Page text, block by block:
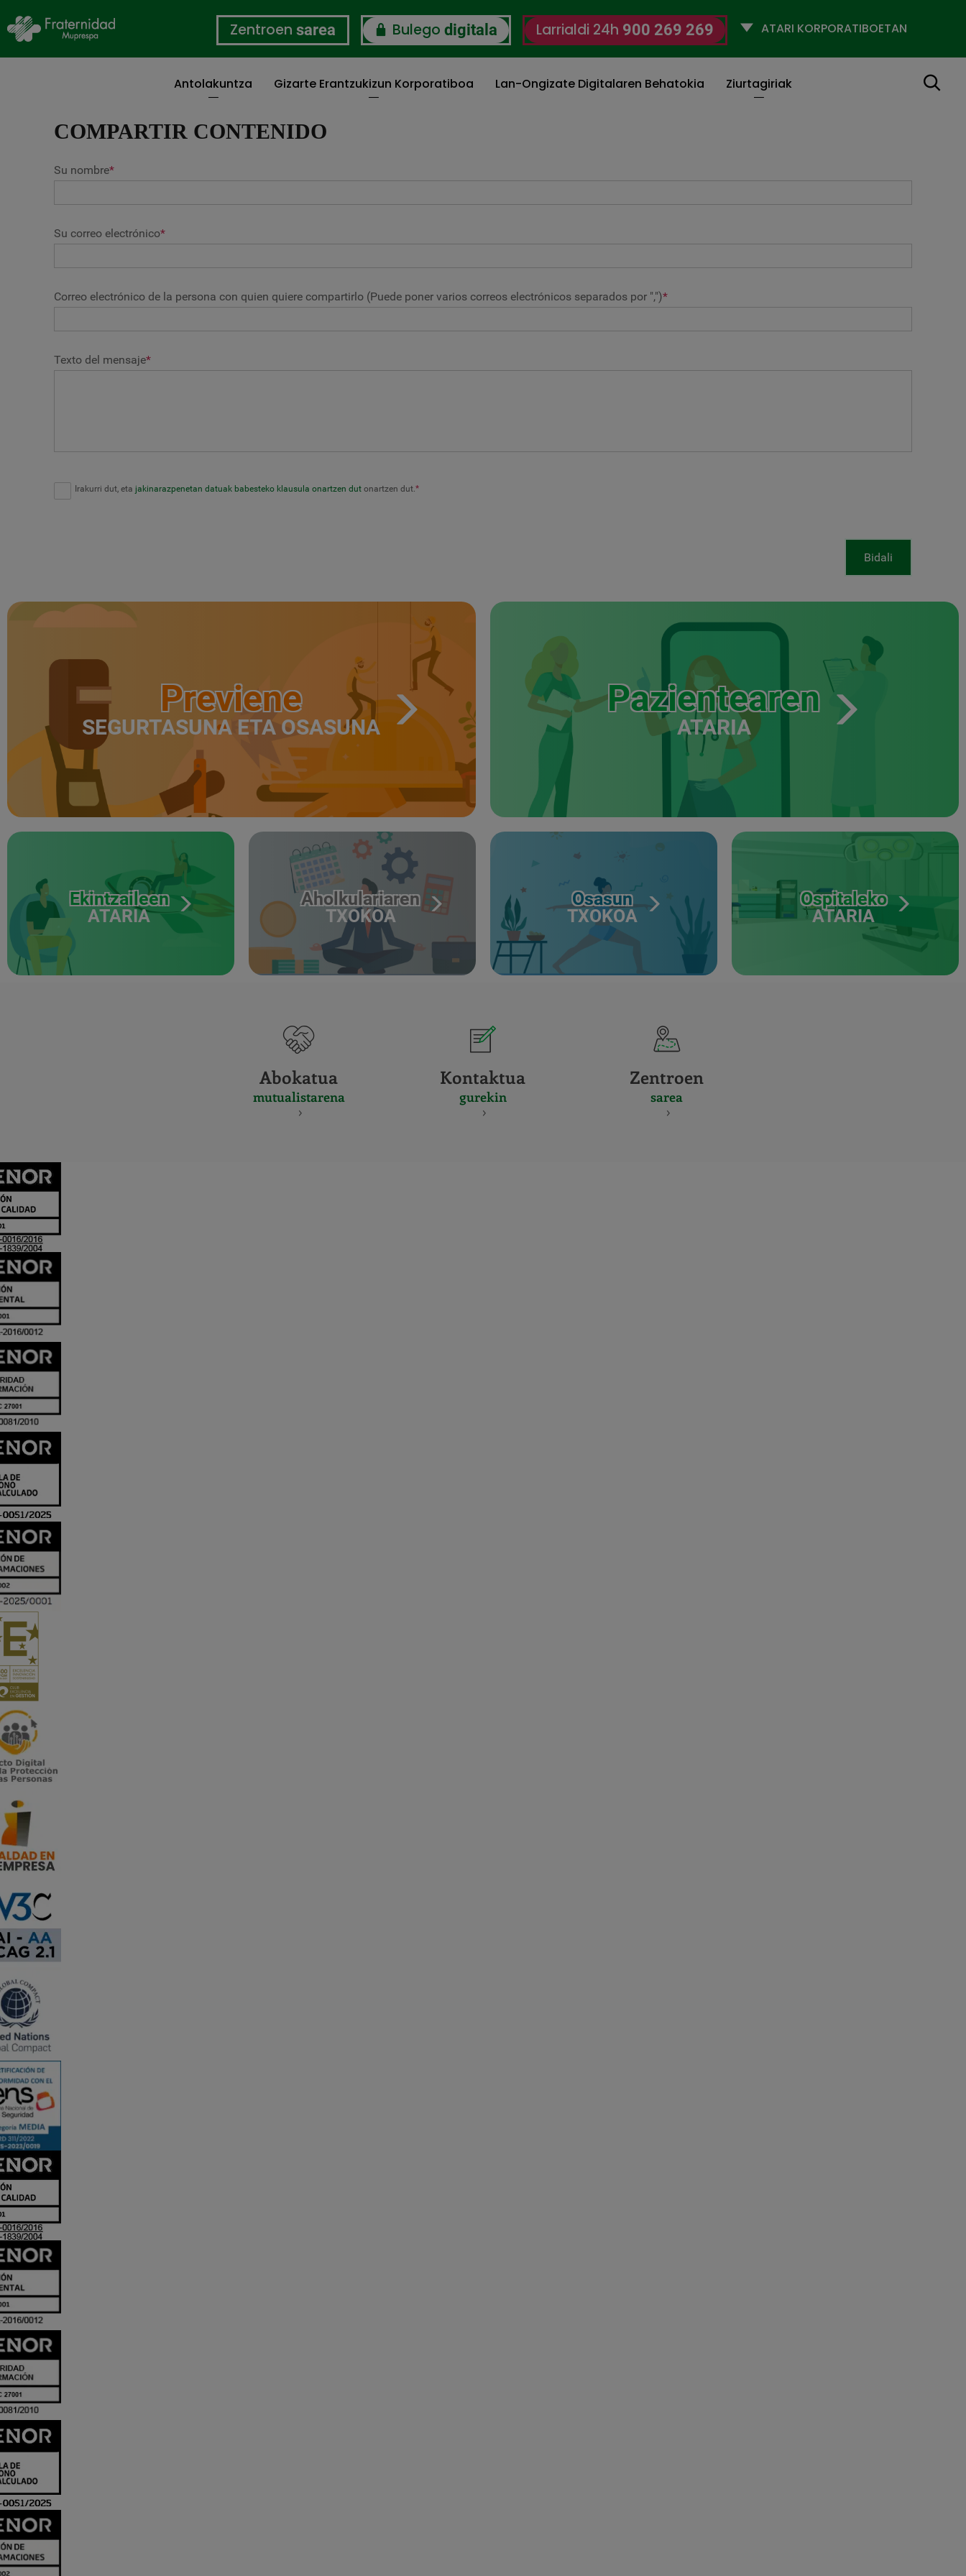
Zentroen sarea Bulego digitala Larrialdi 24h 900 269 269
Selecciona
Antolakuntza Gizarte Erantzukizun Korporatiboa Lan-Ongizate Digitalaren Behatokia Ziurtagiriak Bilatu
COMPARTIR CONTENIDO
Su nombre*
Su correo electrónico*
Correo electrónico de la persona con quien quiere compartirlo (Puede poner varios correos electrónicos separados por ",")*
Texto del mensaje*
Irakurri dut, eta jakinarazpenetan datuak babesteko klausula onartzen dut onartzen dut.*
Bidali
Previene
SEGURTASUNA ETA OSASUNA
Pazientearen
ATARIA
Ekintzaileen
ATARIA
Aholkulariaren
TXOKOA
Osasun
TXOKOA
Ospitaleko
ATARIA
Abokatua
mutualistarena
Kontaktua
gurekin
Zentroen
sarea